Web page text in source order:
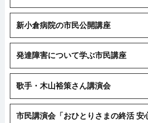
新小倉病院の市民公開講座
発達障害について学ぶ市民講座
歌手・木山裕策さん講演会
市民講演会「おひとりさまの終活 安